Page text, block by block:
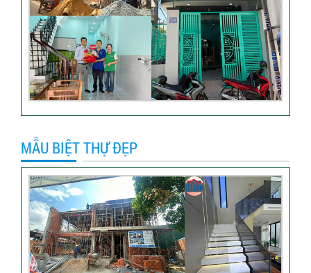
VIDEO đánh giá của khách
hàng xây nhà trọn gói tại TP
Thủ Đức
Video sửa nhà trọn gói tại
Video hình ảnh thi công nhà
anh Hiếu
MẪU BIỆT THỰ ĐẸP